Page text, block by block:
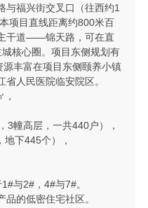
与福兴街交叉口（往西约1
项目直线距离约800米百
干道——锦天路，可在直
核心圈。项目东侧规划有
源丰富在项目东侧颐养小镇
人民医院临安院区。
3幢高层，一共440户），
下445个），
与2#，4#与7#。
的低密住宅社区。